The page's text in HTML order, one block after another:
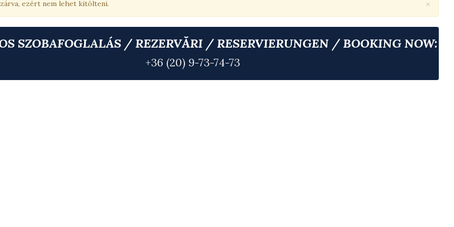
×
ezért nem lehet kitölteni.
SZOBAFOGLALÁS / REZERVĂRI / RESERVIERUNGEN / BOOKING NOW:
+36 (20) 9-73-74-73